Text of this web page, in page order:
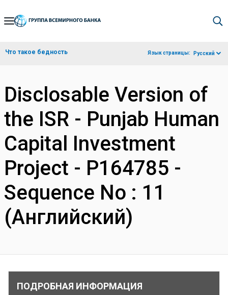
Skip
Navigation
Что такое бедность Язык страницы: Русский
Disclosable Version of
the ISR - Punjab Human
Capital Investment
Project - P164785 -
Sequence No : 11
(Английский)
ПОДРОБНАЯ ИНФОРМАЦИЯ